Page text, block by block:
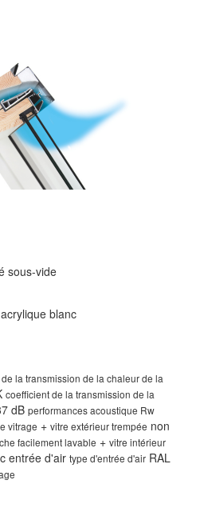
sous-vide
blanc
la transmission de la chaleur de la
coefficient de la transmission de la
dB performances acoustique Rw
vitrage + vitre extérieur trempée non
facilement lavable + vitre intérieur
entrée d'air type d'entrée d'air RAL